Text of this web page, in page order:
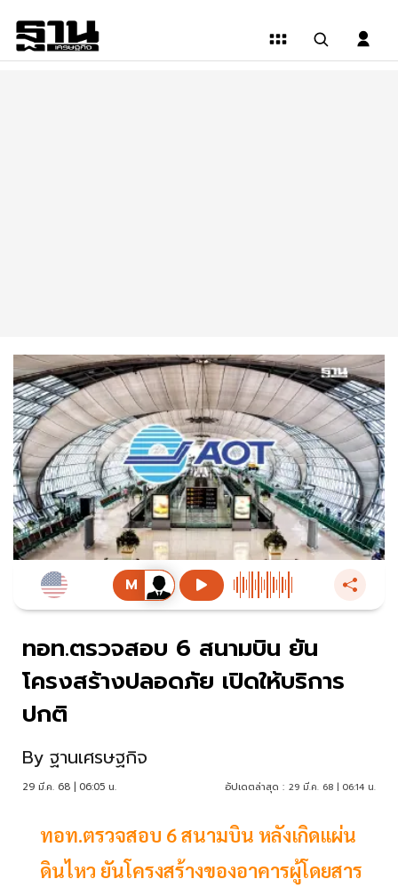
ทอท.ตรวจสอบ 6 สนามบิน ยัน
โครงสร้างปลอดภัย เปิดให้บริการ
ปกติ
By ฐานเศรษฐกิจ
29 มี.ค. 68 | 06:05 น. อัปเดตล่าสุด : 29 มี.ค. 68 | 06:14 น.
ทอท.ตรวจสอบ 6 สนามบิน หลังเกิดแผ่น
ดินไหว ยันโครงสร้างของอาคารผู้โดยสาร